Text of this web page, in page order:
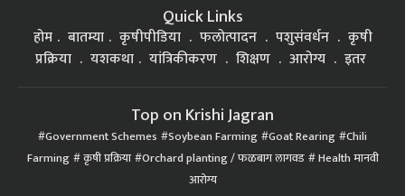
Quick Links
होम बातम्या कृषीपीडिया फलोत्पादन पशुसंवर्धन
कृषी
प्रक्रिया
यशकथा यांत्रिकीकरण शिक्षण आरोग्य इतर
Top on Krishi Jagran
Government Schemes Soybean Farming Goat Rearing Chili
Farming कृषी प्रक्रिया Orchard planting / फळबाग लागवड Health मानवी
आरोग्य